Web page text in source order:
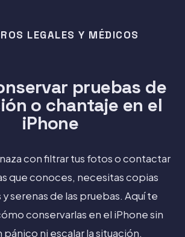
LEGALES Y MÉDICOS
pruebas de
o chantaje en el
iPhone
con filtrar tus fotos o contactar
que conoces, necesitas copias
serenas de las pruebas. Aquí te
conservarlas en el iPhone sin
pánico ni escalar la situación.